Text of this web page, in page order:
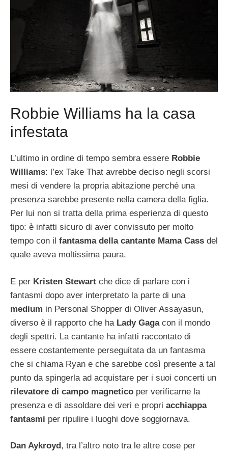
Robbie Williams ha la casa
infestata
L’ultimo in ordine di tempo sembra essere Robbie
Williams: l’ex Take That avrebbe deciso negli scorsi
mesi di vendere la propria abitazione perché una
presenza sarebbe presente nella camera della figlia.
Per lui non si tratta della prima esperienza di questo
tipo: è infatti sicuro di aver convissuto per molto
tempo con il fantasma della cantante Mama Cass del
quale aveva moltissima paura.
E per Kristen Stewart che dice di parlare con i
fantasmi dopo aver interpretato la parte di una
medium in Personal Shopper di Oliver Assayasun,
diverso è il rapporto che ha Lady Gagacon il mondo
degli spettri. La cantante ha infatti raccontato di
essere costantemente perseguitata da un fantasma
che si chiama Ryan e che sarebbe così presente a tal
punto da spingerla ad acquistare per i suoi concerti un
rilevatore di campo magnetico per verificarne la
presenza e di assoldare dei veri e propri acchiappa
fantasmi per ripulire i luoghi dove soggiornava.
Dan Aykroyd, tra l’altro noto tra le altre cose per